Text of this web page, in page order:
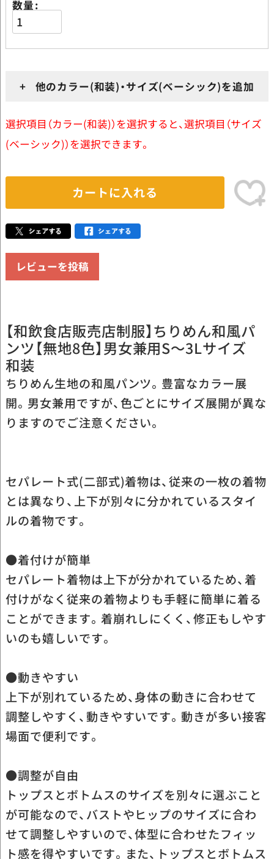
数量
+ 他のカラー(和装)・サイズ(ベーシック)を追加
選択項目（カラー(和装)）を選択すると、選択項目（サイズ
(ベーシック)）を選択できます。
カートに入れる
レビューを投稿
【和飲食店販売店制服】ちりめん和風パ
ンツ【無地8色】男女兼用S～3Lサイズ
和装
ちりめん生地の和風パンツ。豊富なカラー展
開。男女兼用ですが、色ごとにサイズ展開が異な
りますのでご注意ください。
セパレート式(二部式)着物は、従来の一枚の着物
とは異なり、上下が別々に分かれているスタイ
ルの着物です。
●着付けが簡単
セパレート着物は上下が分かれているため、着
付けがなく従来の着物よりも手軽に簡単に着る
ことができます。着崩れしにくく、修正もしやす
いのも嬉しいです。
●動きやすい
上下が別れているため、身体の動きに合わせて
調整しやすく、動きやすいです。動きが多い接客
場面で便利です。
●調整が自由
トップスとボトムスのサイズを別々に選ぶこと
が可能なので、バストやヒップのサイズに合わ
せて調整しやすいので、体型に合わせたフィッ
ト感を得やすいです。また、トップスとボトムス